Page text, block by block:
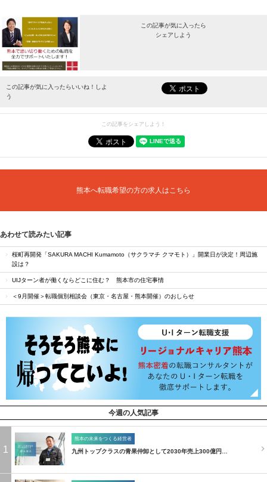
この記事が気に入ったら
シェアしよう
最新情報をお届けします。
この記事が気に入ったらいいね！しよ
う
この記事をシェアしよう！
熊本へ転職希望の方の求人はこちら
あわせて読みたい記事
桜町再開発「SAKURA MACHI Kumamoto（サクラマチ クマモト）」開業日が決定！周辺施
設は？
UIJターン者が働くならどこに住む？ 熊本市の住宅事情
＜9月開催＞転職個別相談会（東京・名古屋・熊本開催）のおしらせ
今週の人気記事
1
熊本の未来をつくる経営者
九州トップクラスの青果仲卸として2030年売上300億円…